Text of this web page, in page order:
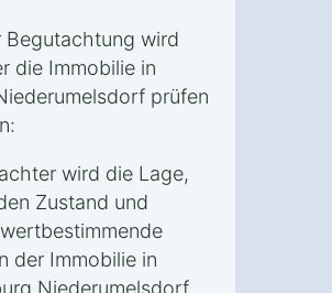
Begutachtung wird
die Immobilie in
prüfen
wird die Lage,
Zustand und
der Immobilie in
Niederumelsdorf